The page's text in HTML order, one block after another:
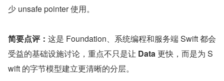
少 unsafe pointer 使用。
简要点评： 这是 Foundation、系统编程和服务端 Swift 都会
受益的基础设施讨论，重点不只是让 Data 更快，而是为 S
wift 的字节模型建立更清晰的分层。